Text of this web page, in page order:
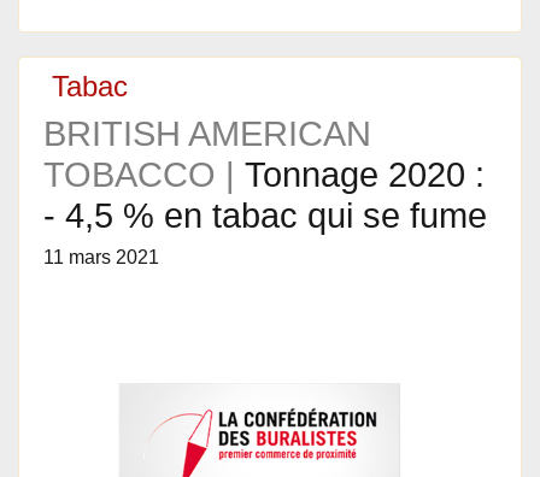
Tabac
BRITISH AMERICAN
TOBACCO | Tonnage 2020 :
- 4,5 % en tabac qui se fume
11 mars 2021